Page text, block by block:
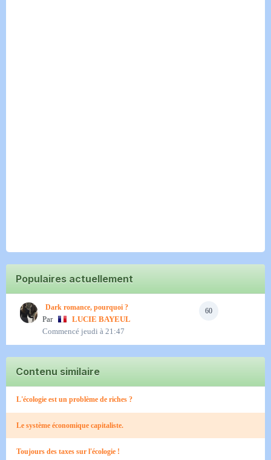
Populaires actuellement
60
Dark romance, pourquoi ?
Par
LUCIE BAYEUL
Commencé jeudi à 21:47
Contenu similaire
L'écologie est un problème de riches ?
Le système économique capitaliste.
Toujours des taxes sur l'écologie !